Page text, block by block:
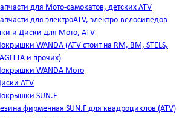
для Мото-самокатов, детских ATV
для электроATV, электро-велосипедов
и Диски для Мото, ATV
WANDA (АТV стоит на RM, BM, STELS,
и прочих)
WANDA Мото
ATV
SUN.F
фирменная SUN.F для квадроциклов (АТV)